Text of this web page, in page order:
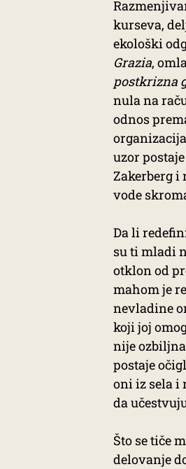
kurseva,
ekološki
Grazia,
postkrizna
nula na
odnos
uzor
Zakerberg
vode
Da li
su ti mladi
otklon od
mahom je
nevladine
koji joj
nije
postaje
oni iz sela i
da
Što se tiče
delovanje